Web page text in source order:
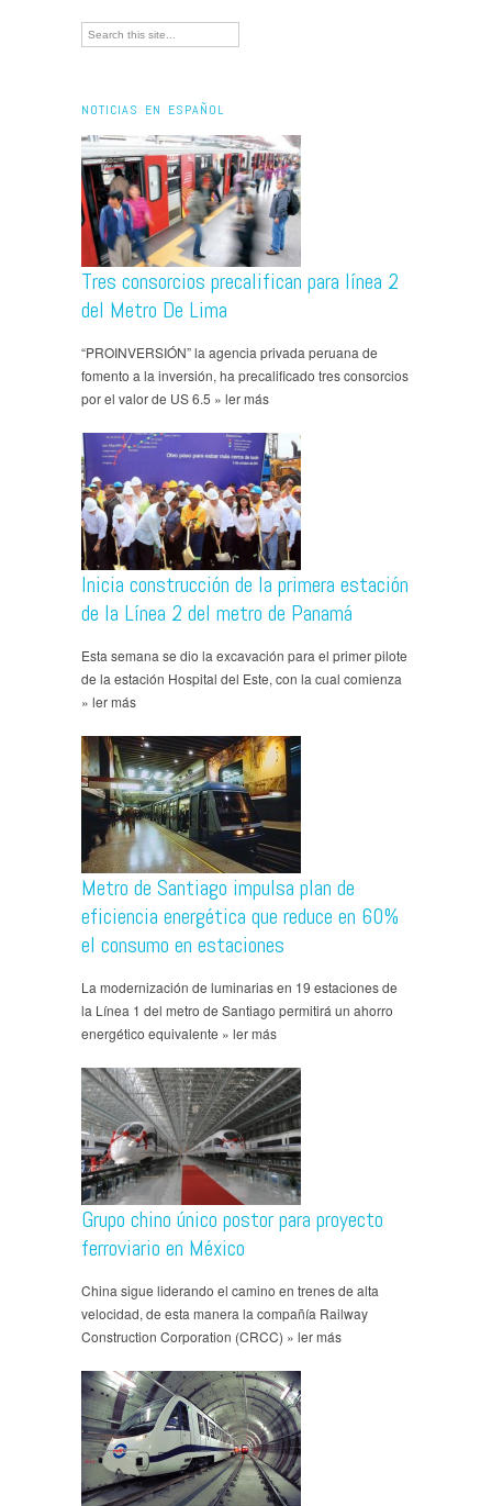
NOTICIAS EN ESPAÑOL
Tres consorcios precalifican para línea 2
del Metro De Lima
“PROINVERSIÓN” la agencia privada peruana de
fomento a la inversión, ha precalificado tres consorcios
por el valor de US 6.5 » ler más
Inicia construcción de la primera estación
de la Línea 2 del metro de Panamá
Esta semana se dio la excavación para el primer pilote
de la estación Hospital del Este, con la cual comienza
» ler más
Metro de Santiago impulsa plan de
eficiencia energética que reduce en 60%
el consumo en estaciones
La modernización de luminarias en 19 estaciones de
la Línea 1 del metro de Santiago permitirá un ahorro
energético equivalente » ler más
Grupo chino único postor para proyecto
ferroviario en México
China sigue liderando el camino en trenes de alta
velocidad, de esta manera la compañía Railway
Construction Corporation (CRCC) » ler más